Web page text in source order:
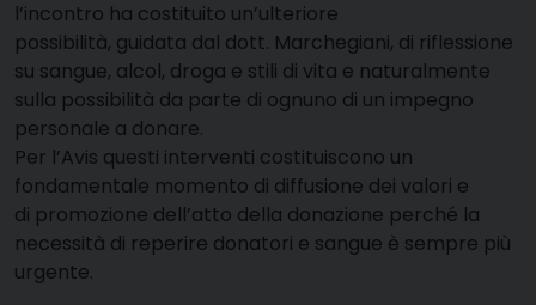
l’incontro ha costituito un’ulteriore
possibilità, guidata dal dott. Marchegiani, di riflessione
su sangue, alcol, droga e stili di vita e naturalmente
sulla possibilità da parte di ognuno di un impegno
personale a donare.
Per l’Avis questi interventi costituiscono un
fondamentale momento di diffusione dei valori e
di promozione dell’atto della donazione perché la
necessità di reperire donatori e sangue è sempre più
urgente.